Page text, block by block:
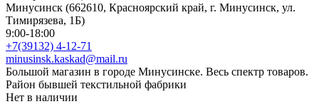
Минусинск (662610, Красноярский край, г. Минусинск, ул.
Тимирязева, 1Б)
9:00-18:00
+7(39132) 4-12-71
minusinsk.kaskad@mail.ru
Большой магазин в городе Минусинске. Весь спектр товаров.
Район бывшей текстильной фабрики
Нет в наличии